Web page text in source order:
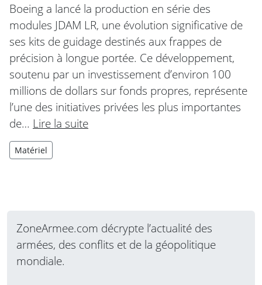
Boeing a lancé la production en série des
modules JDAM LR, une évolution significative de
ses kits de guidage destinés aux frappes de
précision à longue portée. Ce développement,
soutenu par un investissement d’environ 100
millions de dollars sur fonds propres, représente
l’une des initiatives privées les plus importantes
de… Lire la suite
Matériel
ZoneArmee.com décrypte l’actualité des
armées, des conflits et de la géopolitique
mondiale.